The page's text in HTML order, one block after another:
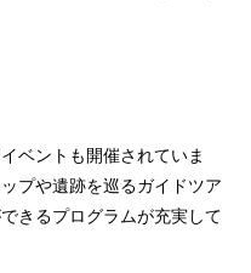
ベントも開催されていま
プや遺跡を巡るガイドツア
きるプログラムが充実して